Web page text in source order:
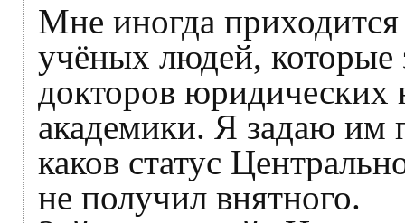
Мне иногда приходится
учёных людей, которые
докторов юридических
академики. Я задаю им
каков статус
не получил внятного.